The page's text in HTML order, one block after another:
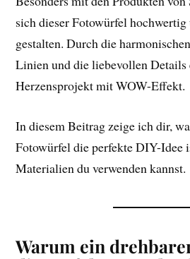
sich dieser Fotowürfel
gestalten. Durch die
Linien und die liebevollen Details
Herzensprojekt mit WOW-Effekt.
In diesem Beitrag zeige ich dir,
Fotowürfel die perfekte DIY-Idee
Materialien du verwenden kannst.
Warum ein